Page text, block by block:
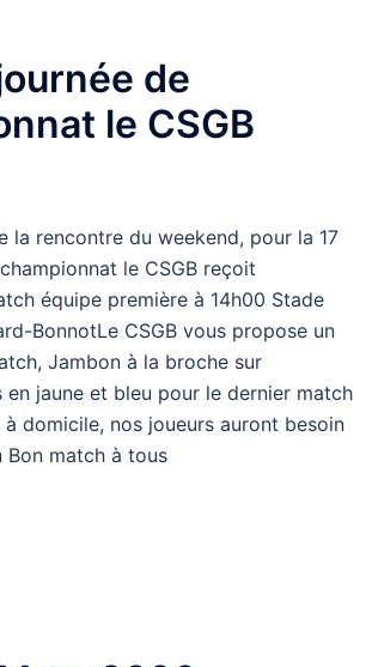
de
le CSGB
la rencontre du weekend, pour la 17
le CSGB reçoit
équipe première à 14h00 Stade
BonnotLe CSGB vous propose un
Jambon à la broche sur
en jaune et bleu pour le dernier match
domicile, nos joueurs auront besoin
match à tous